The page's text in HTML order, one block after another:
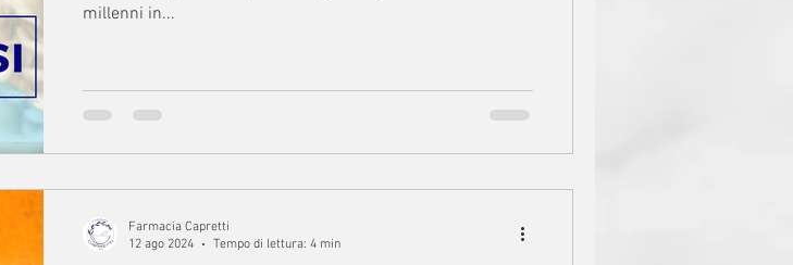
millenni in...
Farmacia Capretti
12 ago 2024
Tempo di lettura: 4 min